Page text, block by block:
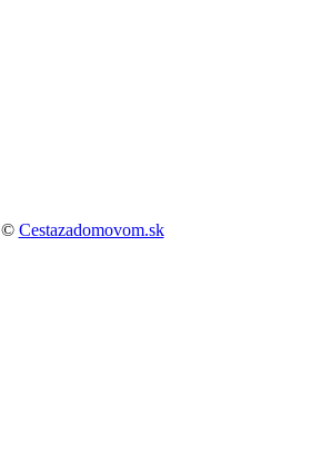
© Cestazadomovom.sk